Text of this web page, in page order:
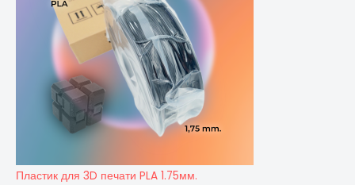
Пластик для 3D печати PLA 1.75мм.